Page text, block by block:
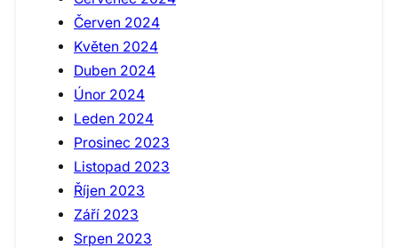
Červen 2024
Květen 2024
Duben 2024
Únor 2024
Leden 2024
Prosinec 2023
Listopad 2023
Říjen 2023
Září 2023
Srpen 2023